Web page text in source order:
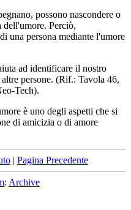
possono nascondere o
dell'umore. Perciò,
una persona mediante l'umore
ad identificare il nostro
persone. (Rif.: Tavola 46,
Tech).
è uno degli aspetti che si
di amicizia o di amore
| Pagina Precedente
: Archive